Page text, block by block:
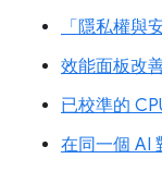
「隱私權與
效能面板改
已校準的
在同一個 AI